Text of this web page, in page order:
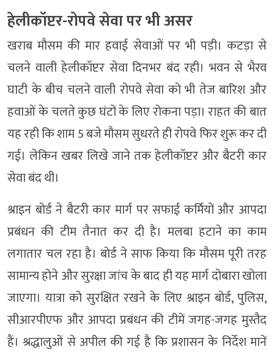
हेलीकॉप्टर-रोपवे सेवा पर भी असर
खराब मौसम की मार हवाई सेवाओं पर भी पड़ी। कटड़ा से
चलने वाली हेलीकॉप्टर सेवा दिनभर बंद रही। भवन से भैरव
घाटी के बीच चलने वाली रोपवे सेवा को भी तेज बारिश और
हवाओं के चलते कुछ घंटों के लिए रोकना पड़ा। राहत की बात
यह रही कि शाम 5 बजे मौसम सुधरते ही रोपवे फिर शुरू कर दी
गई। लेकिन खबर लिखे जाने तक हेलीकॉप्टर और बैटरी कार
सेवा बंद थी।
श्राइन बोर्ड ने बैटरी कार मार्ग पर सफाई कर्मियों और आपदा
प्रबंधन की टीम तैनात कर दी है। मलबा हटाने का काम
लगातार चल रहा है। बोर्ड ने साफ किया कि मौसम पूरी तरह
सामान्य होने और सुरक्षा जांच के बाद ही यह मार्ग दोबारा खोला
जाएगा। यात्रा को सुरक्षित रखने के लिए श्राइन बोर्ड, पुलिस,
सीआरपीएफ और आपदा प्रबंधन की टीमें जगह-जगह मुस्तैद
हैं। श्रद्धालुओं से अपील की गई है कि प्रशासन के निर्देश मानें